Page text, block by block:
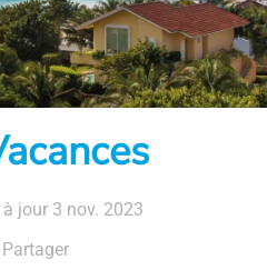
à jour 3 nov. 2023
Partager